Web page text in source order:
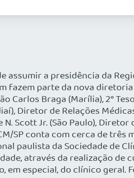
assumir a presidência da
fazem parte da nova
Carlos Braga (Marília), 2°
Diretor de Relações
Scott Jr. (São Paulo), Diretor
SP conta com cerca de três
paulista da Sociedade de
através da realização de
especial, do clínico geral.